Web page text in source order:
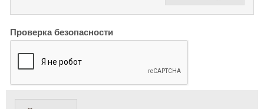
Проверка безопасности